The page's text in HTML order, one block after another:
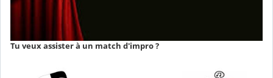
Tu veux assister à un match d'impro ?